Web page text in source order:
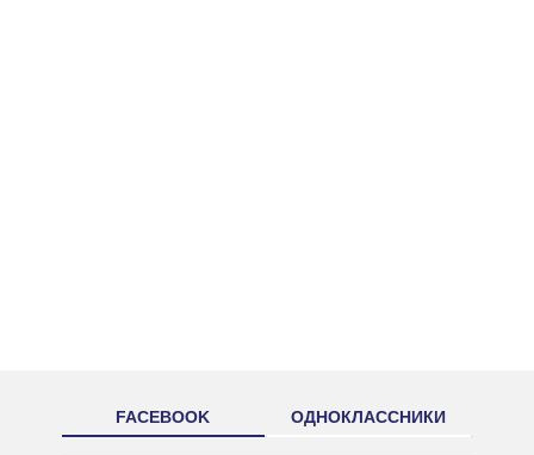
FACEBOOK ОДНОКЛАССНИКИ